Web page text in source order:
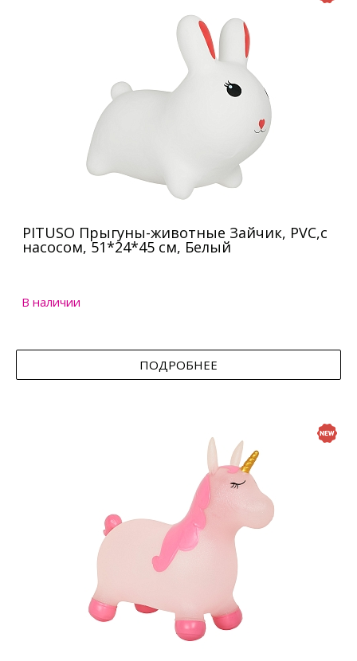
PITUSO Прыгуны-животные Зайчик, PVC,с
насосом, 51*24*45 см, Белый
В наличии
ПОДРОБНЕЕ